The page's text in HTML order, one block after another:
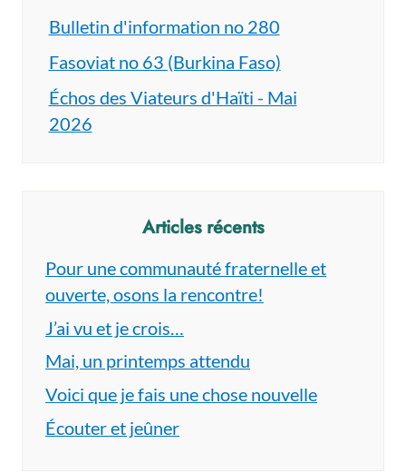
Bulletin d'information no 280
Fasoviat no 63 (Burkina Faso)
Échos des Viateurs d'Haïti - Mai
2026
Articles récents
Pour une communauté fraternelle et
ouverte, osons la rencontre!
J’ai vu et je crois…
Mai, un printemps attendu
Voici que je fais une chose nouvelle
Écouter et jeûner